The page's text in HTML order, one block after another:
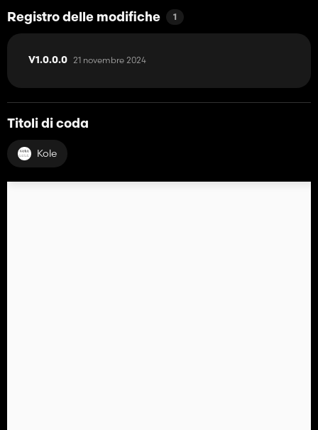
Registro delle modifiche 1
V1.0.0.0 21 novembre 2024
Titoli di coda
Kole